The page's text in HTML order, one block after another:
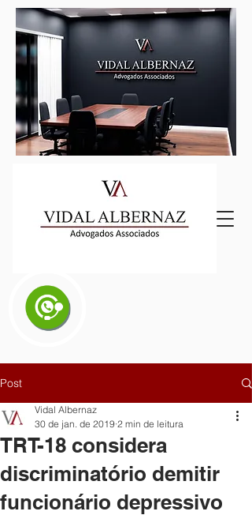
Post
TRT-18 considera
discriminatório demitir
funcionário depressivo
Vidal Albernaz
30 de jan. de 2019 2 min de leitura